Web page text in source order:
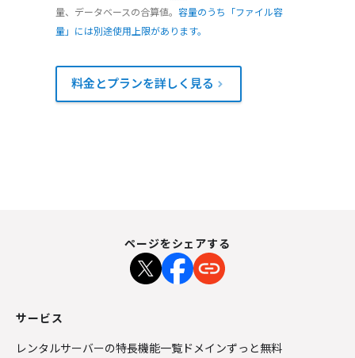
量、データベースの合算値。 容量のうち「ファイル容
量」には別途使用上限があります。
料金とプランを詳しく見る
ページをシェアする
サービス
レンタルサーバーの特長機能一覧 ドメインずっと無料